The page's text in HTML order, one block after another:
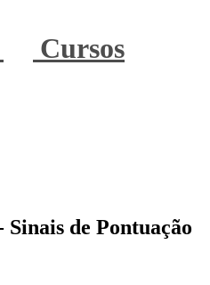
Cursos
de Pontuação